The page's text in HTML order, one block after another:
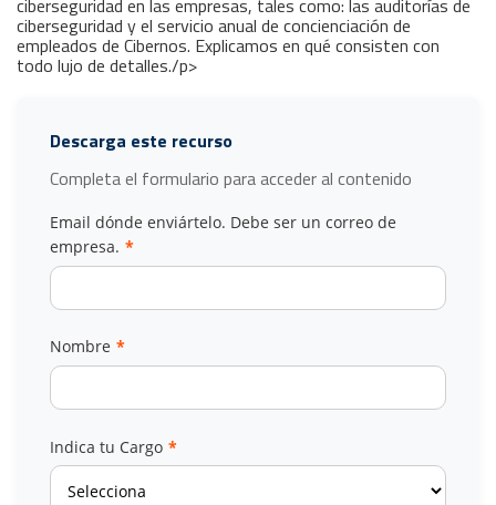
ciberseguridad en las empresas, tales como: las auditorías de
ciberseguridad y el servicio anual de concienciación de
empleados de Cibernos. Explicamos en qué consisten con
todo lujo de detalles./p>
Descarga este recurso
Completa el formulario para acceder al contenido
Email dónde enviártelo. Debe ser un correo de
empresa. *
Nombre *
Indica tu Cargo *